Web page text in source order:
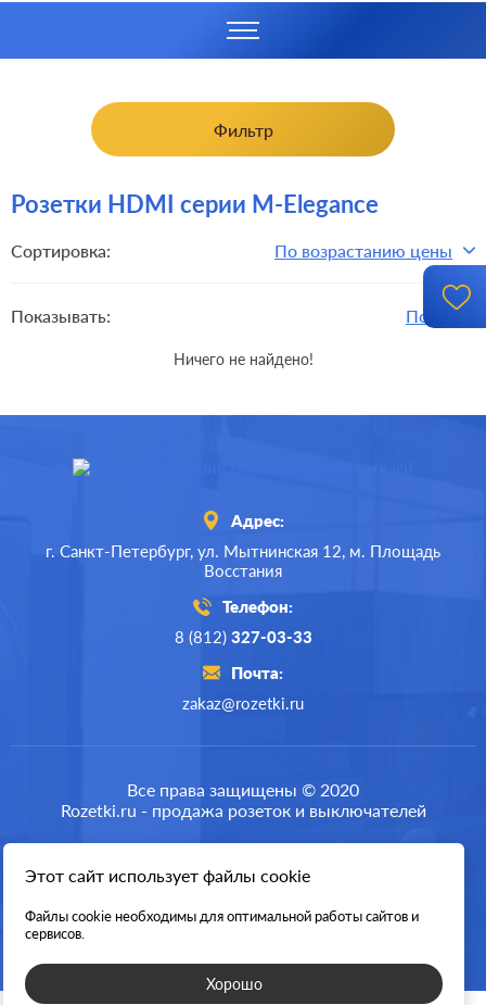
Фильтр
Розетки HDMI серии M-Elegance
Сортировка: По возрастанию цены
Показывать: По 15
Ничего не найдено!
Адрес:
г. Санкт-Петербург, ул. Мытнинская 12, м. Площадь
Восстания
Телефон:
8 (812) 327-03-33
Почта:
zakaz@rozetki.ru
Все права защищены © 2020
Rozetki.ru - продажа розеток и выключателей
Разработка сайта
Этот сайт использует файлы cookie
Файлы cookie необходимы для оптимальной работы сайтов и
сервисов.
Хорошо